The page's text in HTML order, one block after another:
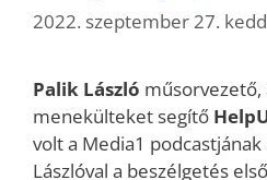
2022. szeptember 27. kedd
Palik László műsorvezető,
menekülteket segítő
volt a Media1
Lászlóval a beszélgetés